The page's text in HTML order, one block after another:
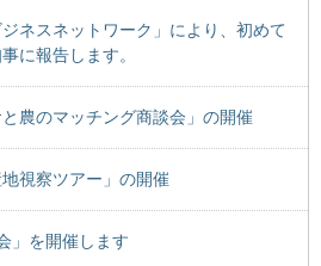
ジネスネットワーク」により、初めて
に報告します。
と農のマッチング商談会」の開催
地視察ツアー」の開催
」を開催します